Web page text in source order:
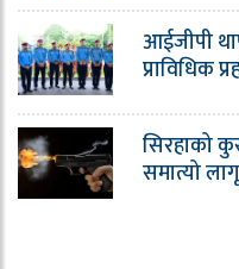
आईजीपी
प्राविधिक
सिरहाको
समात्यो